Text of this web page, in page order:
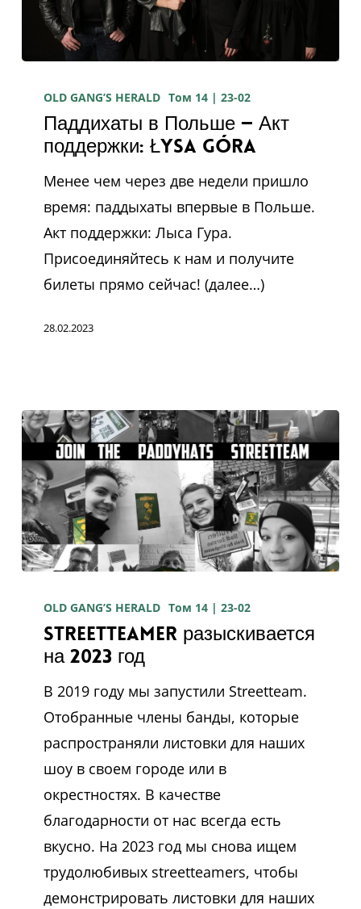
Польше
поддержки:
Łysa
Góra
OLD GANG’S HERALD Том 14 | 23-02
Паддихаты в Польше — Акт
поддержки: Łysa Góra
Менее чем через две недели пришло
время: паддыхаты впервые в Польше.
Акт поддержки: Лыса Гура.
Присоединяйтесь к нам и получите
билеты прямо сейчас! (далее…)
28.02.2023
разыскивается
2023
OLD GANG’S HERALD Том 14 | 23-02
Streetteamer разыскивается
на 2023 год
В 2019 году мы запустили Streetteam.
Отобранные члены банды, которые
распространяли листовки для наших
шоу в своем городе или в
окрестностях. В качестве
благодарности от нас всегда есть
вкусно. На 2023 год мы снова ищем
трудолюбивых streetteamers, чтобы
демонстрировать листовки для наших